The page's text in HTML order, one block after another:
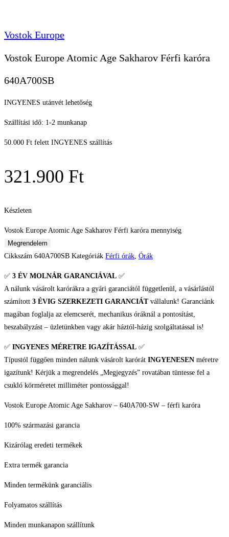
Vostok Europe
Vostok Europe Atomic Age Sakharov Férfi karóra
640A700SB
INGYENES utánvét lehetőség
Szállítási idő: 1-2 munkanap
50.000 Ft felett INGYENES szállítás
321.900 Ft
Készleten
Vostok Europe Atomic Age Sakharov Férfi karóra mennyiség
Megrendelem
Cikkszám 640A700SB Kategóriák Férfi órák, Órák
✅ 3 ÉV MOLNÁR GARANCIÁVAL ✅
A nálunk vásárolt karórákra a gyári garanciától függetlenül, a vásárlástól
számított 3 ÉVIG SZERKEZETI GARANCIÁTvállalunk! Garanciánk
magában foglalja az elemcserét, mechanikus óráknál a pontosítást,
beszabályzást – üzletünkben vagy akár háztól-házig szolgáltatással is!
✅ INGYENES MÉRETRE IGAZÍTÁSSAL ✅
Típustól függően minden nálunk vásárolt karórát INGYENESEN méretre
igazítunk! Kérjük a megrendelés „Megjegyzés” rovatában tüntesse fel a
csukló körméretet milliméter pontossággal!
Vostok Europe Atomic Age Sakharov – 640A700-SW – férfi karóra
100% származási garancia
Kizárólag eredeti termékek
Extra termék garancia
Minden termékünk garanciális
Folyamatos szállítás
Minden munkanapon szállítunk